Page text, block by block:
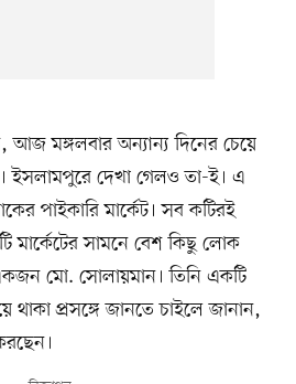
মঙ্গলবার অন্যান্য দিনের চেয়ে
ইসলামপুরে দেখা গেলও তা-ই। এ
পাইকারি মার্কেট। সব কটিরই
মার্কেটের সামনে বেশ কিছু লোক
মো. সোলায়মান। তিনি একটি
থাকা প্রসঙ্গে জানতে চাইলে জানান,